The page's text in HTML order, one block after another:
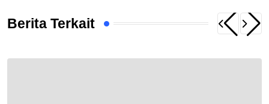
Berita Terkait